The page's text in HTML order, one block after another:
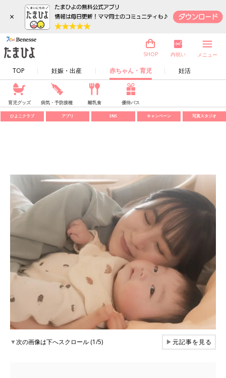
×
TOP 妊娠・出産 赤ちゃん・育児 妊活
SHOP 内祝い メニュー
育児グッズ 病気・予防接種 離乳食 優待パス
ひよこクラブ アプリ SNS キャンペーン 写真スタジオ
▼次の画像は下へスクロール (1/5) ▶元記事を見る